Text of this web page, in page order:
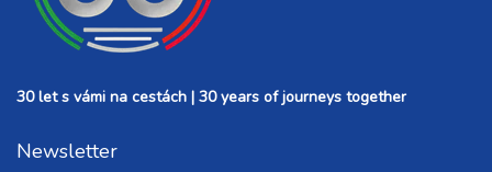
30 let s vámi na cestách | 30 years of journeys together
Newsletter